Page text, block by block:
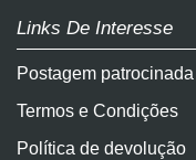
Links De Interesse
Postagem patrocinada
Termos e Condições
Política de devolução